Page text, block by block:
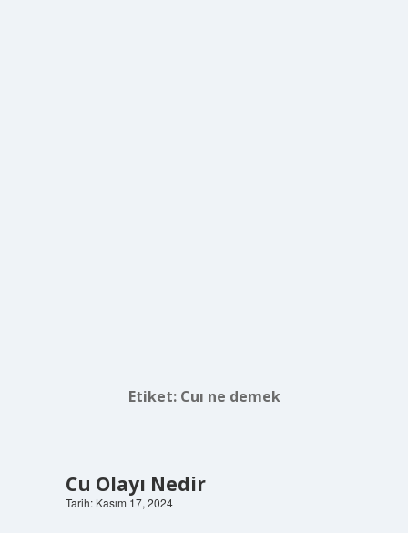
Etiket: Cuı ne demek
Cu Olayı Nedir
Tarih: Kasım 17, 2024